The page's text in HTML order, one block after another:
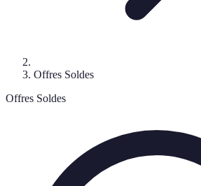
Offres Soldes
Offres Soldes